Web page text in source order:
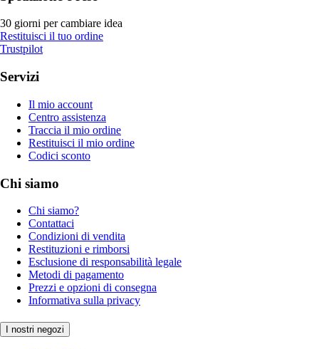
30 giorni per cambiare idea
Restituisci il tuo ordine
Trustpilot
Servizi
Il mio account
Centro assistenza
Traccia il mio ordine
Restituisci il mio ordine
Codici sconto
Chi siamo
Chi siamo?
Contattaci
Condizioni di vendita
Restituzioni e rimborsi
Esclusione di responsabilità legale
Metodi di pagamento
Prezzi e opzioni di consegna
Informativa sulla privacy
I nostri negozi